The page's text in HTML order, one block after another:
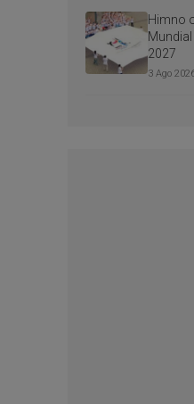
Himno
Mundial
2027
3 Ago